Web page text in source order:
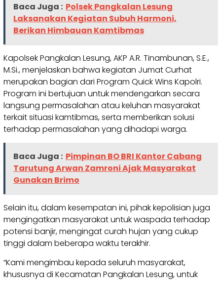
Baca Juga : Polsek Pangkalan Lesung
Laksanakan Kegiatan Subuh Harmoni,
Berikan Himbauan Kamtibmas
Kapolsek Pangkalan Lesung, AKP A.R. Tinambunan, S.E.,
M.Si., menjelaskan bahwa kegiatan Jumat Curhat
merupakan bagian dari Program Quick Wins Kapolri.
Program ini bertujuan untuk mendengarkan secara
langsung permasalahan atau keluhan masyarakat
terkait situasi kamtibmas, serta memberikan solusi
terhadap permasalahan yang dihadapi warga.
Baca Juga : Pimpinan BO BRI Kantor Cabang
Tarutung Arwan Zamroni Ajak Masyarakat
Gunakan Brimo
Selain itu, dalam kesempatan ini, pihak kepolisian juga
mengingatkan masyarakat untuk waspada terhadap
potensi banjir, mengingat curah hujan yang cukup
tinggi dalam beberapa waktu terakhir.
“Kami mengimbau kepada seluruh masyarakat,
khususnya di Kecamatan Pangkalan Lesung, untuk